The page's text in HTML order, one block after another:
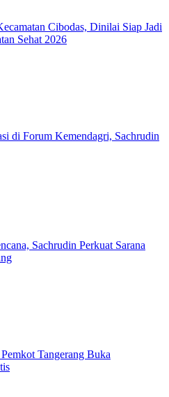
Cibodas, Dinilai Siap Jadi
Sehat 2026
di Forum Kemendagri, Sachrudin
Sachrudin Perkuat Sarana
Tangerang Buka